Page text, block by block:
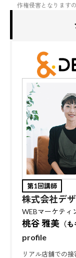
作権侵害となります
第1回講師
株式会社デ
WEBマーケティ
桃谷 雅美 （
profile
リアル店舗での